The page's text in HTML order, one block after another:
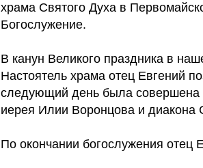
храма Святого Духа в
Богослужение.
В канун Великого праздника в
Настоятель храма отец Евгений
следующий день была совершена
иерея Илии Воронцова и диакона
По окончании богослужения отец